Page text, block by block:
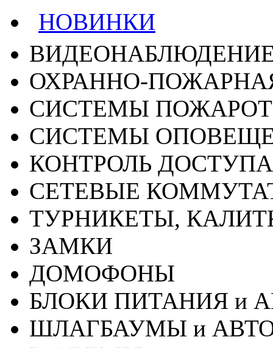
НОВИНКИ
ОХРАННО-
СИСТЕМЫ
СИСТЕМЫ
КОНТРОЛЬ ДОСТУПА
СЕТЕВЫЕ
ТУРНИКЕТЫ,
ЗАМКИ
ДОМОФОНЫ
БЛОКИ ПИТАНИЯ и
ШЛАГБАУМЫ и